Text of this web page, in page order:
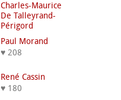
Charles-Maurice
De Talleyrand-
Périgord
♥ 439
Paul Morand
♥ 208
René Cassin
♥ 180